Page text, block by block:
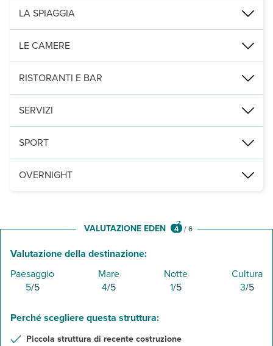
Atollo di Baa, isola di Fehendhoo, a 500 metri dalla Bikini
LA SPIAGGIA
ampia spiaggia di fine sabbia bianca. A 500 metri si trova la
LE CAMERE
10 camere (27 m², max 3 adulti) con vista isola, dotate di aria
RISTORANTI E BAR
1 ristorante principale situato sul rooftop e una caffetteria
SERVIZI
Wi-Fi gratuito anche nelle aree comuni, piccola biblioteca e
SPORT
sala fitness e utilizzo gratuito di equipaggiamento snorkeling. A
OVERNIGHT
VALUTAZIONE EDEN 4 /6
Valutazione della destinazione:
Paesaggio
5/5
Mare
4/5
Notte
1/5
Cultura
3/5
Perché scegliere questa struttura:
Piccola struttura di recente costruzione